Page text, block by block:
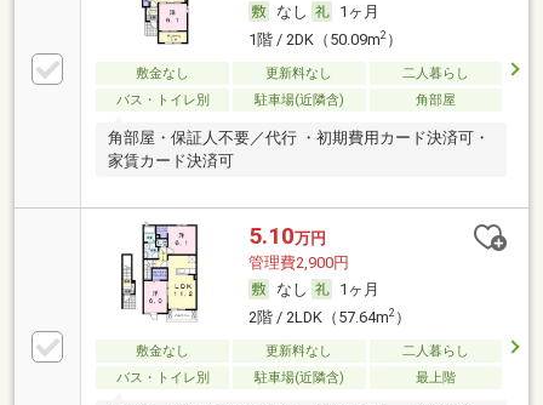
なし
1ヶ月
1階 / 2DK（50.09m2）
敷金なし 更新料なし
二人暮らし
バス・トイレ別
駐車場(近隣含) 角部屋
角部屋・保証人不要／代行 ・初期費用カード決済可・
家賃カード決済可
5.10万円
管理費2,900円
なし
1ヶ月
2階 / 2LDK（57.64m2）
敷金なし 更新料なし
二人暮らし
バス・トイレ別
駐車場(近隣含) 最上階